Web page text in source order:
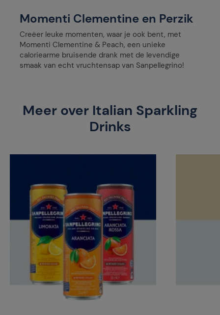
Momenti Clementine en Perzik
Creëer leuke momenten, waar je ook bent, met
Momenti Clementine & Peach, een unieke
caloriearme bruisende drank met de levendige
smaak van echt vruchtensap van Sanpellegrino!
Meer over Italian Sparkling
Drinks